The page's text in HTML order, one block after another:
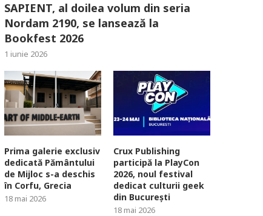
SAPIENT, al doilea volum din seria
Nordam 2190, se lansează la
Bookfest 2026
1 iunie 2026
Prima galerie exclusiv
dedicată Pământului
de Mijloc s-a deschis
în Corfu, Grecia
18 mai 2026
Crux Publishing
participă la PlayCon
2026, noul festival
dedicat culturii geek
din București
18 mai 2026